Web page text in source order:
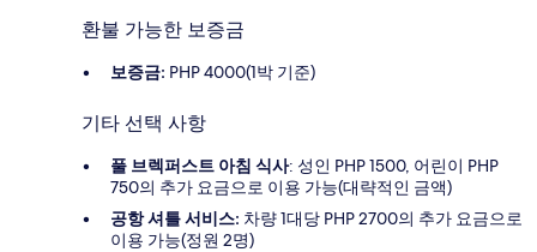
환불 가능한 보증금
보증금: PHP 4000(1박 기준)
기타 선택 사항
풀 브렉퍼스트 아침 식사: 성인 PHP 1500, 어린이 PHP
750의 추가 요금으로 이용 가능(대략적인 금액)
공항 셔틀 서비스: 차량 1대당 PHP 2700의 추가 요금으로
이용 가능(정원 2명)